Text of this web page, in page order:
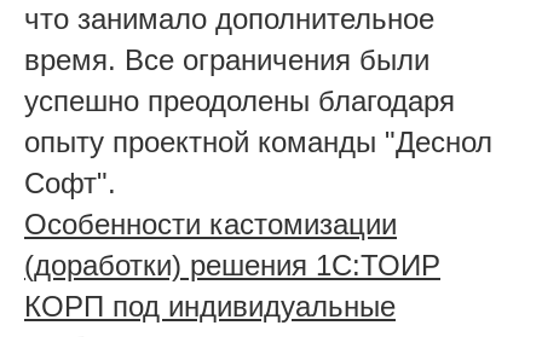
что занимало дополнительное
время. Все ограничения были
успешно преодолены благодаря
опыту проектной команды "Деснол
Софт".
Особенности кастомизации
(доработки) решения 1С:ТОИР
КОРП под индивидуальные